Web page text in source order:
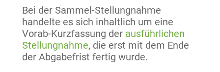
Bei der Sammel-Stellungnahme
handelte es sich inhaltlich um eine
Vorab-Kurzfassung der ausführlichen
Stellungnahme, die erst mit dem Ende
der Abgabefrist fertig wurde.